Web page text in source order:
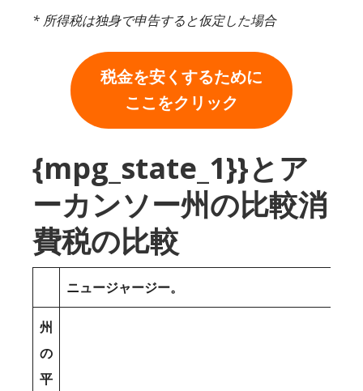
* 所得税は独身で申告すると仮定した場合
税金を安くするために
ここをクリック
{mpg_state_1}}とア
ーカンソー州の比較消
費税の比較
ニュージャージー。
州
の
平